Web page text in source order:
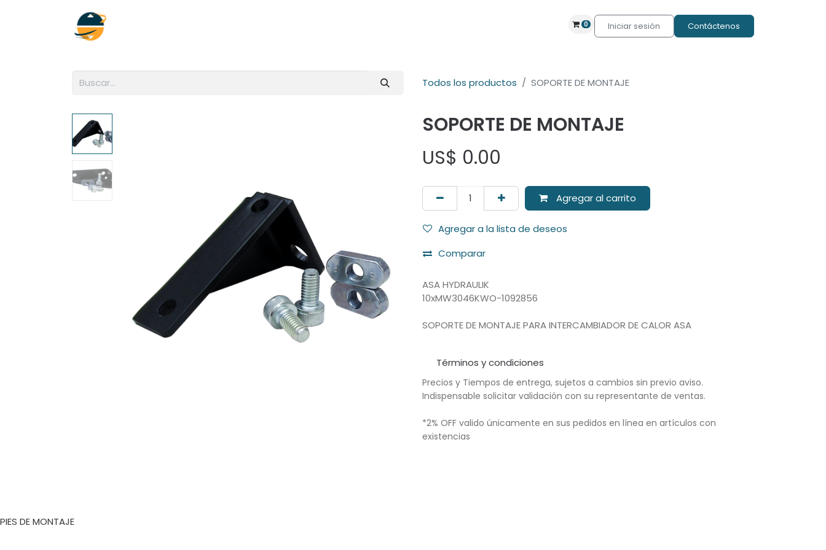
0 Iniciar sesión Contáctenos
Todos los productos SOPORTE DE MONTAJE
SOPORTE DE MONTAJE
US$ 0.00
Agregar al carrito
Agregar a la lista de deseos
Comparar
ASA HYDRAULIK
10xMW3046KWO-1092856
SOPORTE DE MONTAJE PARA INTERCAMBIADOR DE CALOR ASA
Términos y condiciones
Precios y Tiempos de entrega, sujetos a cambios sin previo aviso.
Indispensable solicitar validación con su representante de ventas.
*2% OFF valido únicamente en sus pedidos en línea en artículos con
existencias
PIES DE MONTAJE